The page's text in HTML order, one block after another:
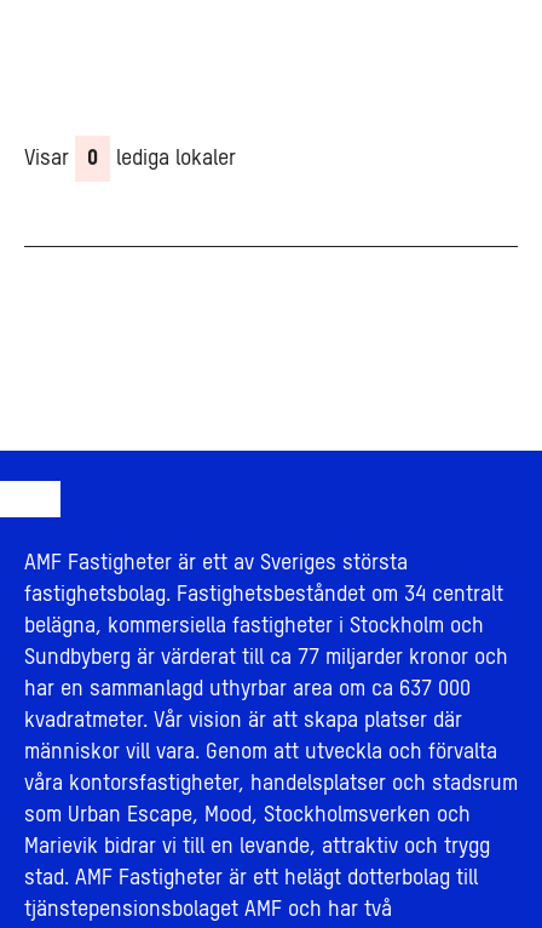
Visar 0 lediga lokaler
AMF Fastigheter är ett av Sveriges största
fastighetsbolag. Fastighetsbeståndet om 34 centralt
belägna, kommersiella fastigheter i Stockholm och
Sundbyberg är värderat till ca 77 miljarder kronor och
har en sammanlagd uthyrbar area om ca 637 000
kvadratmeter. Vår vision är att skapa platser där
människor vill vara. Genom att utveckla och förvalta
våra kontorsfastigheter, handelsplatser och stadsrum
som Urban Escape, Mood, Stockholmsverken och
Marievik bidrar vi till en levande, attraktiv och trygg
stad. AMF Fastigheter är ett helägt dotterbolag till
tjänstepensionsbolaget AMF och har två